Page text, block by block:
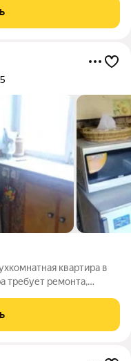
Квартира
квартира в
требует ремонта,
для вашего